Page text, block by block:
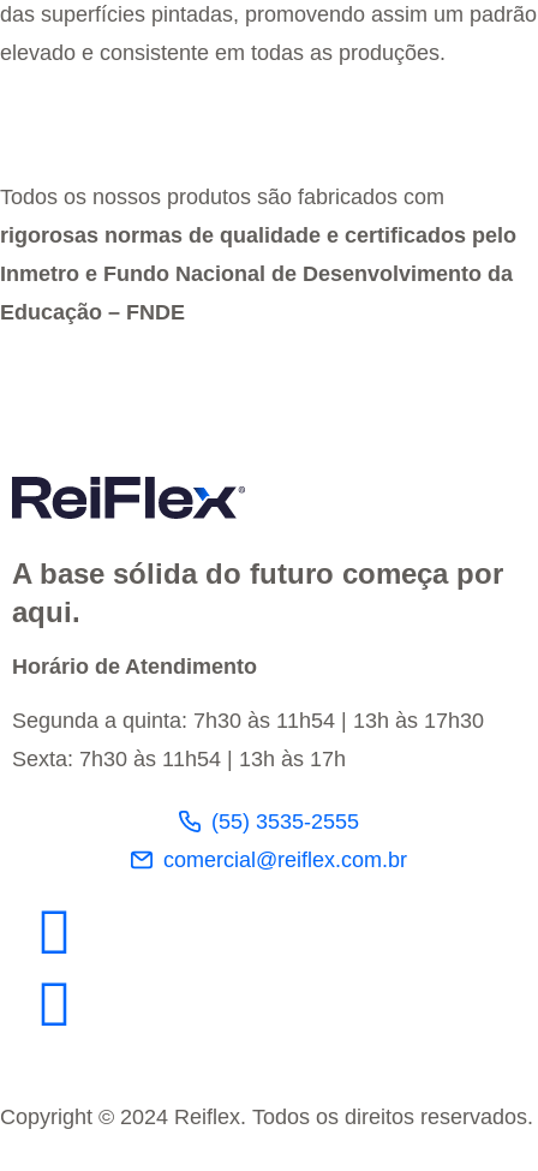
das superfícies pintadas, promovendo assim um padrão
elevado e consistente em todas as produções.
Todos os nossos produtos são fabricados com
rigorosas normas de qualidade e certificados pelo
Inmetro e Fundo Nacional de Desenvolvimento da
Educação – FNDE
A base sólida do futuro começa por
aqui.
Horário de Atendimento
Segunda a quinta: 7h30 às 11h54 | 13h às 17h30
Sexta: 7h30 às 11h54 | 13h às 17h
(55) 3535-2555
comercial@reiflex.com.br
Copyright © 2024 Reiflex. Todos os direitos reservados.